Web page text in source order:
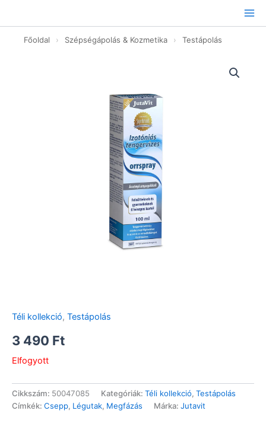
tartalomhoz
Főoldal › Szépségápolás & Kozmetika › Testápolás
Téli kollekció, Testápolás
3 490 Ft
Elfogyott
Cikkszám: 50047085 Kategóriák: Téli kollekció, Testápolás
Címkék: Csepp, Légutak, Megfázás Márka: Jutavit